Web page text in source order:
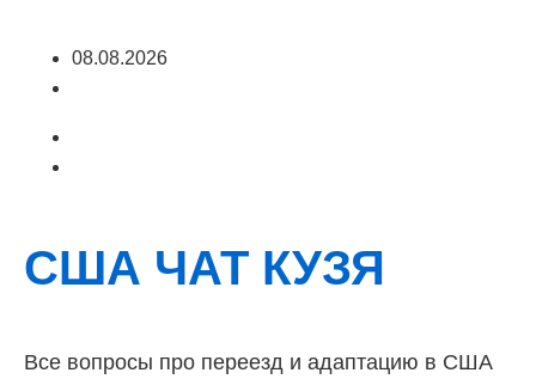
Перейти08.08.2026
США ЧАТ КУЗЯ
Все вопросы про переезд и адаптацию в США